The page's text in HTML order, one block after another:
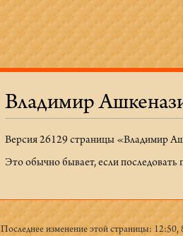
Владимир
Версия 26129 страницы «Владимир
Это обычно бывает, если
Последнее изменение этой страницы: 12:50,